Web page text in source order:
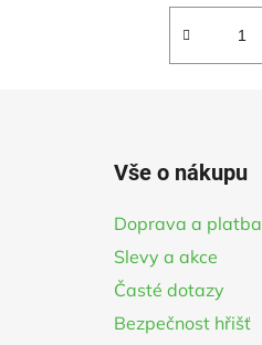
Vše o nákupu
Doprava a platba
Slevy a akce
Časté dotazy
Bezpečnost hřišť